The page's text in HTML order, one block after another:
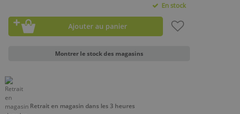
En stock
Ajouter au panier
Montrer le stock des magasins
Retrait en magasin dans les 3 heures